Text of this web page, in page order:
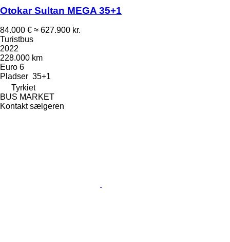
Otokar Sultan MEGA 35+1
84.000 € ≈ 627.900 kr.
Turistbus
2022
228.000 km
Euro 6
Pladser 35+1
Tyrkiet
BUS MARKET
Kontakt sælgeren